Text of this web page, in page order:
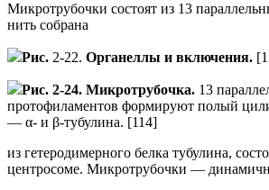
Микротрубочки состоят из 13
нить собрана
Рис. 2-22. Органеллы и включения.
Рис. 2-24. Микротрубочка. 13
протофиламентов формируют полый
— α- и β-тубулина. [114]
из гетеродимерного белка тубулина,
центросоме. Микротрубочки —